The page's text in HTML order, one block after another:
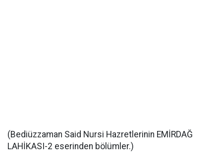
(Bediüzzaman Said Nursi Hazretlerinin EMİRDAĞ
LAHİKASI-2 eserinden bölümler.)